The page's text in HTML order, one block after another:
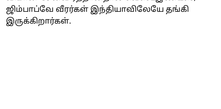
ஜிம்பாப்வே வீரர்கள் இந்தியாவிலேயே தங்கி
இருக்கிறார்கள்.